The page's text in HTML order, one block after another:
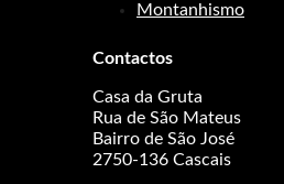
Montanhismo
Contactos
Casa da Gruta
Rua de São Mateus
Bairro de São José
2750-136 Cascais